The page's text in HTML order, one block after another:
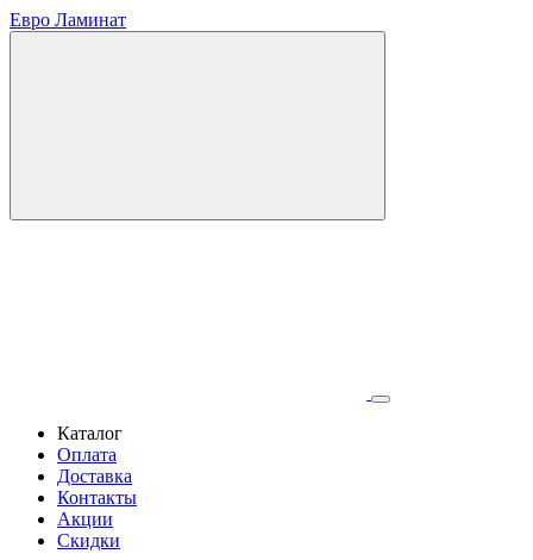
Евро Ламинат
Каталог
Оплата
Доставка
Контакты
Акции
Скидки